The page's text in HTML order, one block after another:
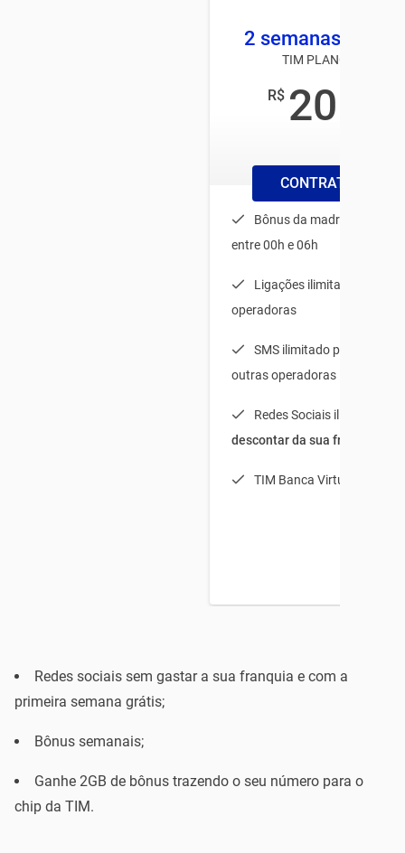
2 semanas 2 GB
TIM PLANOS
R$ 20
CONTRATAR
Bônus da madrugada
entre 00h e 06h
Ligações ilimitadas para
operadoras
SMS ilimitado para TIM +
outras operadoras
Redes Sociais ilimitadas (
descontar da sua franquia
TIM Banca Virtual Light
Redes sociais sem gastar a sua franquia e com a
primeira semana grátis;
Bônus semanais;
Ganhe 2GB de bônus trazendo o seu número para o
chip da TIM.